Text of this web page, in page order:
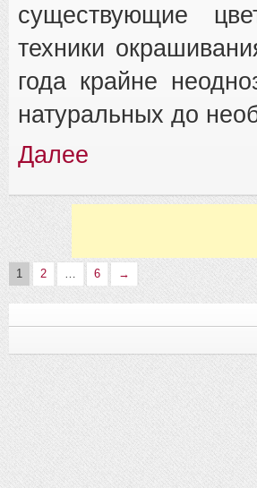
существующие
техники
года крайне
натуральных до
Далее
1 2 6 →